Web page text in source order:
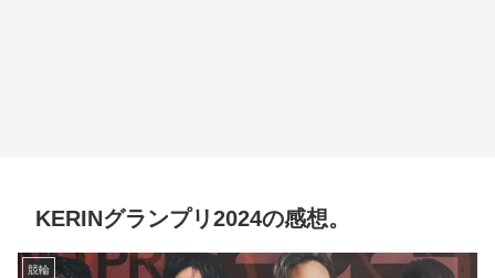
KERINグランプリ2024の感想。
競輪